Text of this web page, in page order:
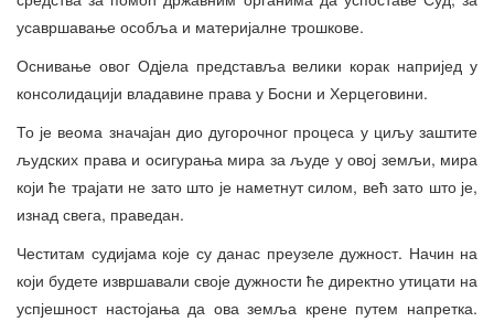
усавршавање особља и материјалне трошкове.
Оснивање овог Одјела представља велики корак напријед у
консолидацији владавине права у Босни и Херцеговини.
То је веома значајан дио дугорочног процеса у циљу заштите
људских права и осигурања мира за људе у овој земљи, мира
који ће трајати не зато што је наметнут силом, већ зато што је,
изнад свега, праведан.
Честитам судијама које су данас преузеле дужност. Начин на
који будете извршавали своје дужности ће директно утицати на
успјешност настојања да ова земља крене путем напретка.